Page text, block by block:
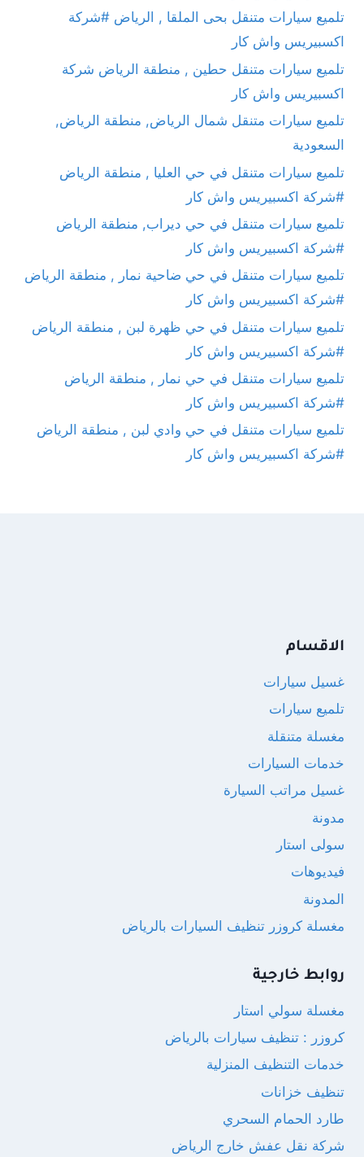
تلميع سيارات متنقل بحى الملقا , الرياض #شركة
اكسبيريس واش كار
تلميع سيارات متنقل حطين , منطقة الرياض شركة
اكسبيريس واش كار
تلميع سيارات متنقل شمال الرياض, منطقة الرياض,
السعودية
تلميع سيارات متنقل في حي العليا , منطقة الرياض
#شركة اكسبيريس واش كار
تلميع سيارات متنقل في حي ديراب, منطقة الرياض
#شركة اكسبيريس واش كار
تلميع سيارات متنقل في حي ضاحية نمار , منطقة الرياض
#شركة اكسبيريس واش كار
تلميع سيارات متنقل في حي ظهرة لبن , منطقة الرياض
#شركة اكسبيريس واش كار
تلميع سيارات متنقل في حي نمار , منطقة الرياض
#شركة اكسبيريس واش كار
تلميع سيارات متنقل في حي وادي لبن , منطقة الرياض
#شركة اكسبيريس واش كار
الاقسام
غسيل سيارات
تلميع سيارات
مغسلة متنقلة
خدمات السيارات
غسيل مراتب السيارة
مدونة
سولى استار
فيديوهات
المدونة
مغسلة كروزر تنظيف السيارات بالرياض
روابط خارجية
مغسلة سولي استار
كروزر : تنظيف سيارات بالرياض
خدمات التنظيف المنزلية
تنظيف خزانات
طارد الحمام السحري
شركة نقل عفش خارج الرياض